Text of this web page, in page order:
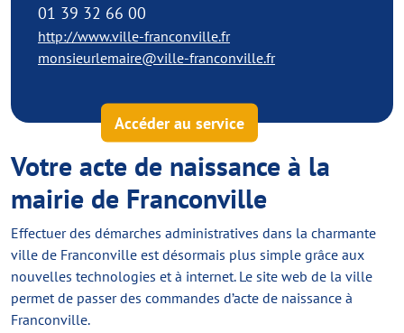
01 39 32 66 00
http://www.ville-franconville.fr
monsieurlemaire@ville-franconville.fr
Accéder au service
Votre acte de naissance à la
mairie de Franconville
Effectuer des démarches administratives dans la charmante
ville de Franconville est désormais plus simple grâce aux
nouvelles technologies et à internet. Le site web de la ville
permet de passer des commandes d’acte de naissance à
Franconville.